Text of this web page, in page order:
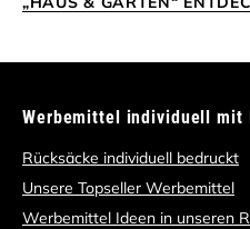
Werbemittel individuell mit
Rücksäcke individuell bedruckt
Unsere Topseller Werbemittel
Werbemittel Ideen in unseren